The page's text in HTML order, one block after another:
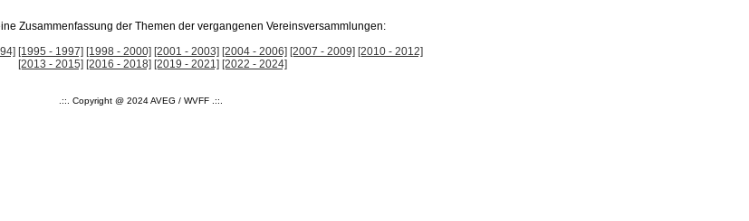
Zusammenfassung der Themen der vergangenen Vereinsversammlungen:
[1995 - 1997] [1998 - 2000] [2001 - 2003] [2004 - 2006] [2007 - 2009] [2010 - 2012]
[2013 - 2015] [2016 - 2018] [2019 - 2021] [2022 - 2024]
.::. Copyright @ 2024 AVEG / WVFF .::.